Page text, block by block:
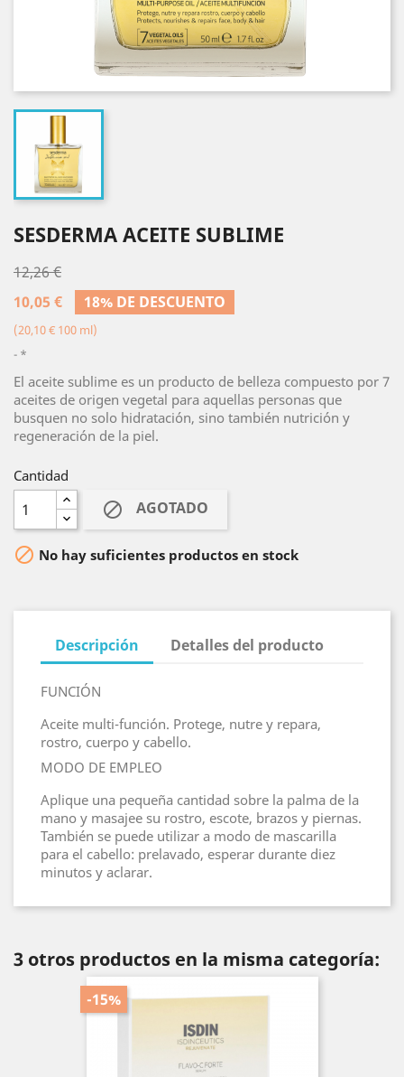
SESDERMA ACEITE SUBLIME
12,26 €
10,05 €
18% DE DESCUENTO
(20,10 € 100 ml)
*
El aceite sublime es un producto de belleza compuesto por 7
aceites de origen vegetal para aquellas personas que
busquen no solo hidratación, sino también nutrición y
regeneración de la piel.
Cantidad
 AGOTADO
 No hay suficientes productos en stock
Descripción Detalles del producto
FUNCIÓN
Aceite multi-función. Protege, nutre y repara,
rostro, cuerpo y cabello.
MODO DE EMPLEO
Aplique una pequeña cantidad sobre la palma de la
mano y masajee su rostro, escote, brazos y piernas.
También se puede utilizar a modo de mascarilla
para el cabello: prelavado, esperar durante diez
minutos y aclarar.
3 otros productos en la misma categoría:
-15%